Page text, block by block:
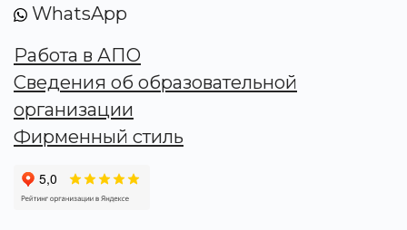
WhatsApp
Работа в АПО
Сведения об образовательной
организации
Фирменный стиль